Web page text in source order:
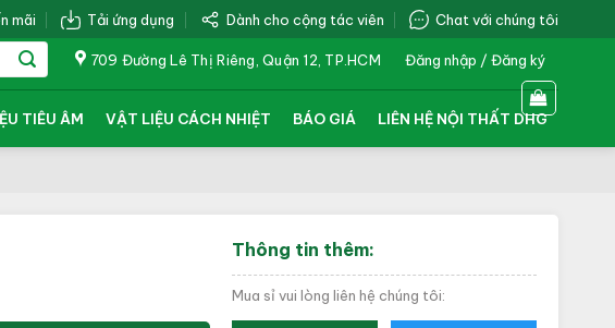
mãi Tải ứng dụng Dành cho cộng tác viên Chat với chúng tôi
709 Đường Lê Thị Riêng, Quận 12, TP.HCM Đăng nhập / Đăng ký
TIÊU ÂM VẬT LIỆU CÁCH NHIỆT BÁO GIÁ LIÊN HỆ NỘI THẤT DHG
Thông tin thêm:
Mua sỉ vui lòng liên hệ chúng tôi: